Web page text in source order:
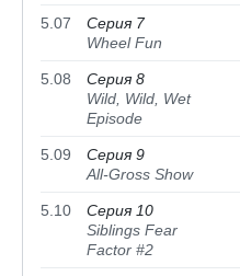
5.07
Серия 7
Wheel Fun
5.08
Серия 8
Wild, Wild, Wet
Episode
5.09
Серия 9
All-Gross Show
5.10
Серия 10
Siblings Fear
Factor #2